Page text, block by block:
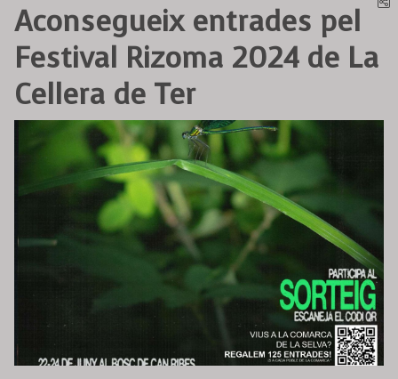
Aconsegueix entrades pel
Festival Rizoma 2024 de La
Cellera de Ter